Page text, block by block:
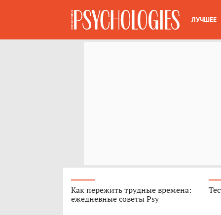
ЛУЧШЕЕ
Как пережить трудные времена:
ежедневные советы Psy